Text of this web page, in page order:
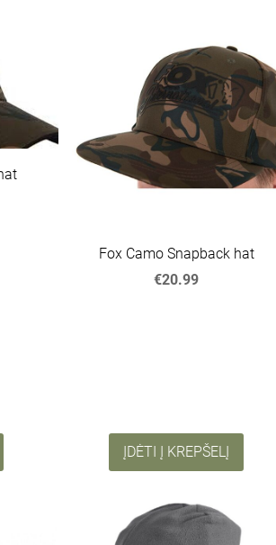
Fox Camo Snapback hat
€20.99
ĮDĖTI Į KREPŠELĮ